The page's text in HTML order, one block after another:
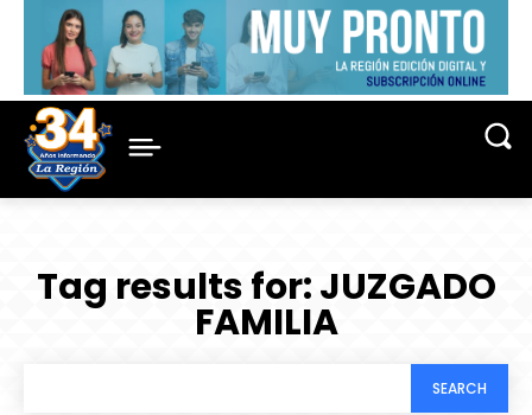
Tag results for:JUZGADO
FAMILIA
SEARCH